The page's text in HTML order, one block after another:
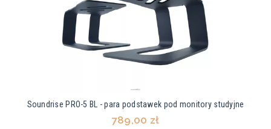
Soundrise PRO-5 BL - para podstawek pod monitory studyjne
789,00 zł